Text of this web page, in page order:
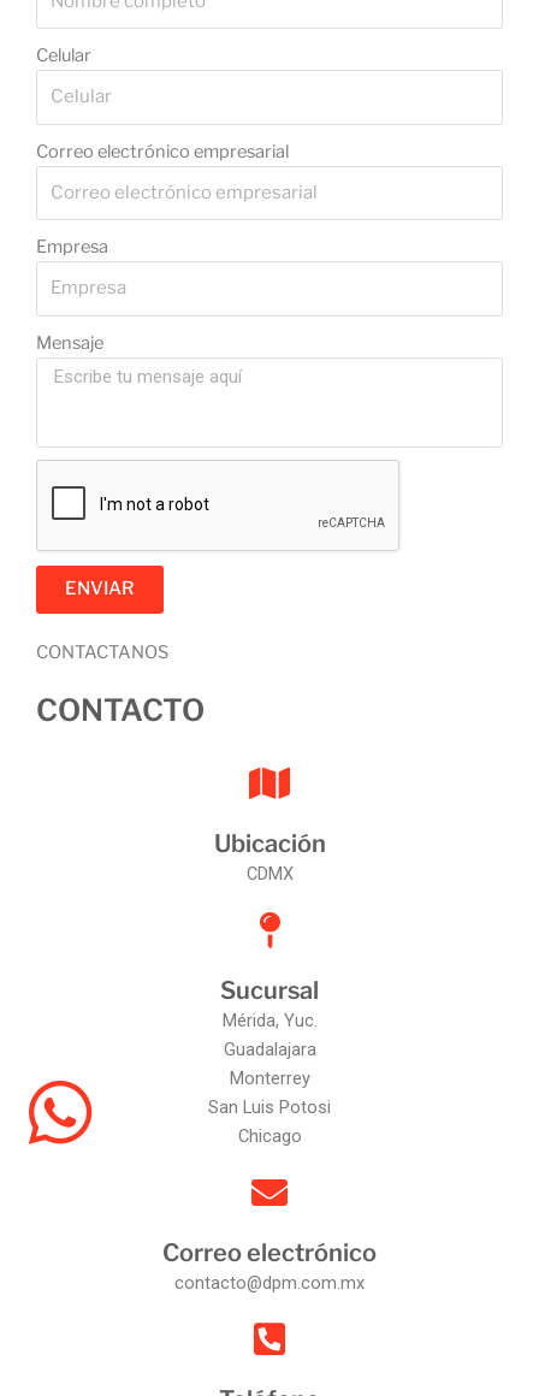
Celular
Correo electrónico empresarial
Empresa
Mensaje
ENVIAR
CONTACTANOS
CONTACTO
Ubicación
CDMX
Sucursal
Mérida, Yuc.
Guadalajara
Monterrey
San Luis Potosi
Chicago
Correo electrónico
contacto@dpm.com.mx